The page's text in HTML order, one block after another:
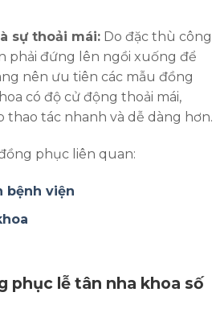
sự thoải mái:Do đặc thù công
phải đứng lên ngồi xuống để
nên ưu tiên các mẫu đồng
có độ cử động thoải mái,
thao tác nhanh và dễ dàng hơn.
phục liên quan:
bệnh viện
phục lễ tân nha khoa số